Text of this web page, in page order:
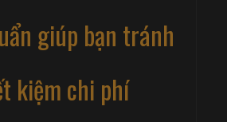
giúp bạn tránh
kiệm chi phí